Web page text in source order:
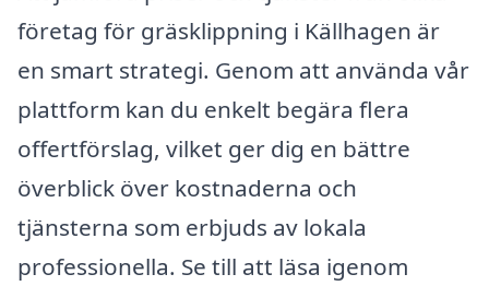
företag för gräsklippning i Källhagen är
en smart strategi. Genom att använda vår
plattform kan du enkelt begära flera
offertförslag, vilket ger dig en bättre
överblick över kostnaderna och
tjänsterna som erbjuds av lokala
professionella. Se till att läsa igenom